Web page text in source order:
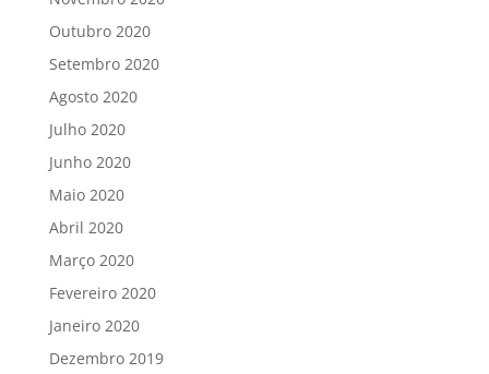
Outubro 2020
Setembro 2020
Agosto 2020
Julho 2020
Junho 2020
Maio 2020
Abril 2020
Março 2020
Fevereiro 2020
Janeiro 2020
Dezembro 2019